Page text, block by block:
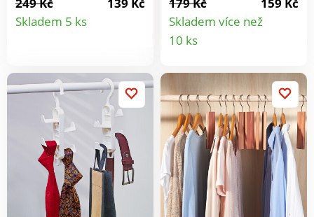
na stěnách nebo
skříních. Jednoduše ji
tlumeno. Přiložený
držák stačí umístit
poblíž. Zabraňuje
bouchání dveří a oken.
Už žádné ošklivé stopy
na stěnách + skříních.
Stačí zavěsit na panty.
Po použití zavěste do
držáku.
249 Kč
139 Kč
Skladem 5 ks
pásky, kapesníky, tašky
a mnoho dalšího. Z
přírodního materiálu
udržitelné + šetrné k
životnímu prostředí. Na
šaty + doplňky. Stabilní
+ biologicky
odbouratelné. 6dílná
sada.
179 Kč
159 Kč
Skladem více než
10 ks